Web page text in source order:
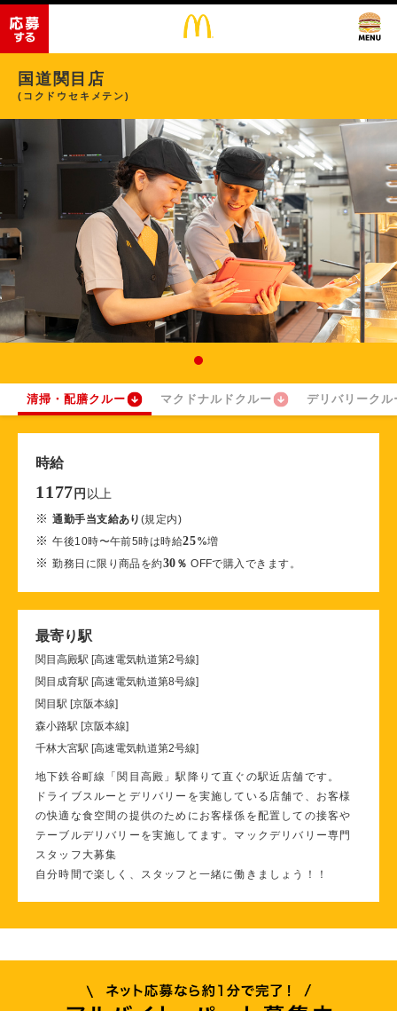
国道関目店
(コクドウセキメテン)
清掃・配膳クルー マクドナルドクルー デリバリークル
時給
1177 円 以上
※通勤手当支給あり (規定内)
※午後10時〜午前5時は時給25%増
※勤務日に限り商品を約30 ％ OFFで購入できます。
最寄り駅
関目高殿駅 [高速電気軌道第2号線]
関目成育駅 [高速電気軌道第8号線]
関目駅 [京阪本線]
森小路駅 [京阪本線]
千林大宮駅 [高速電気軌道第2号線]
地下鉄谷町線「関目高殿」駅降りて直ぐの駅近店舗です。
ドライブスルーとデリバリーを実施している店舗で、お客様
の快適な食空間の提供のためにお客様係を配置しての接客や
テーブルデリバリーを実施してます。マックデリバリー専門
スタッフ大募集
自分時間で楽しく、スタッフと一緒に働きましょう！！